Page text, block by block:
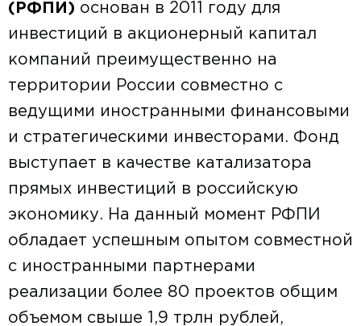
(РФПИ) основан в 2011 году для
инвестиций в акционерный капитал
компаний преимущественно на
территории России совместно с
ведущими иностранными финансовыми
и стратегическими инвесторами. Фонд
выступает в качестве катализатора
прямых инвестиций в российскую
экономику. На данный момент РФПИ
обладает успешным опытом совместной
с иностранными партнерами
реализации более 80 проектов общим
объемом свыше 1,9 трлн рублей,